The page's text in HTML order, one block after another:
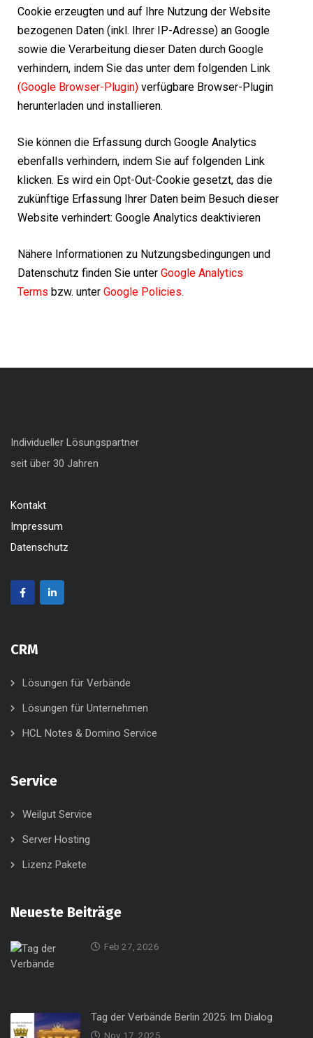
Cookie erzeugten und auf Ihre Nutzung der Website
bezogenen Daten (inkl. Ihrer IP-Adresse) an Google
sowie die Verarbeitung dieser Daten durch Google
verhindern, indem Sie das unter dem folgenden Link
(Google Browser-Plugin) verfügbare Browser-Plugin
herunterladen und installieren.
Sie können die Erfassung durch Google Analytics
ebenfalls verhindern, indem Sie auf folgenden Link
klicken. Es wird ein Opt-Out-Cookie gesetzt, das die
zukünftige Erfassung Ihrer Daten beim Besuch dieser
Website verhindert: Google Analytics deaktivieren
Nähere Informationen zu Nutzungsbedingungen und
Datenschutz finden Sie unter Google Analytics
Terms bzw. unter Google Policies.
Individueller Lösungspartner
seit über 30 Jahren
Kontakt
Impressum
Datenschutz
CRM
Lösungen für Verbände
Lösungen für Unternehmen
HCL Notes & Domino Service
Service
Weilgut Service
Server Hosting
Lizenz Pakete
Neueste Beiträge
Feb 27, 2026
Tag der Verbände Berlin 2025: Im Dialog
Nov 17, 2025